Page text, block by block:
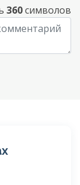
360символов